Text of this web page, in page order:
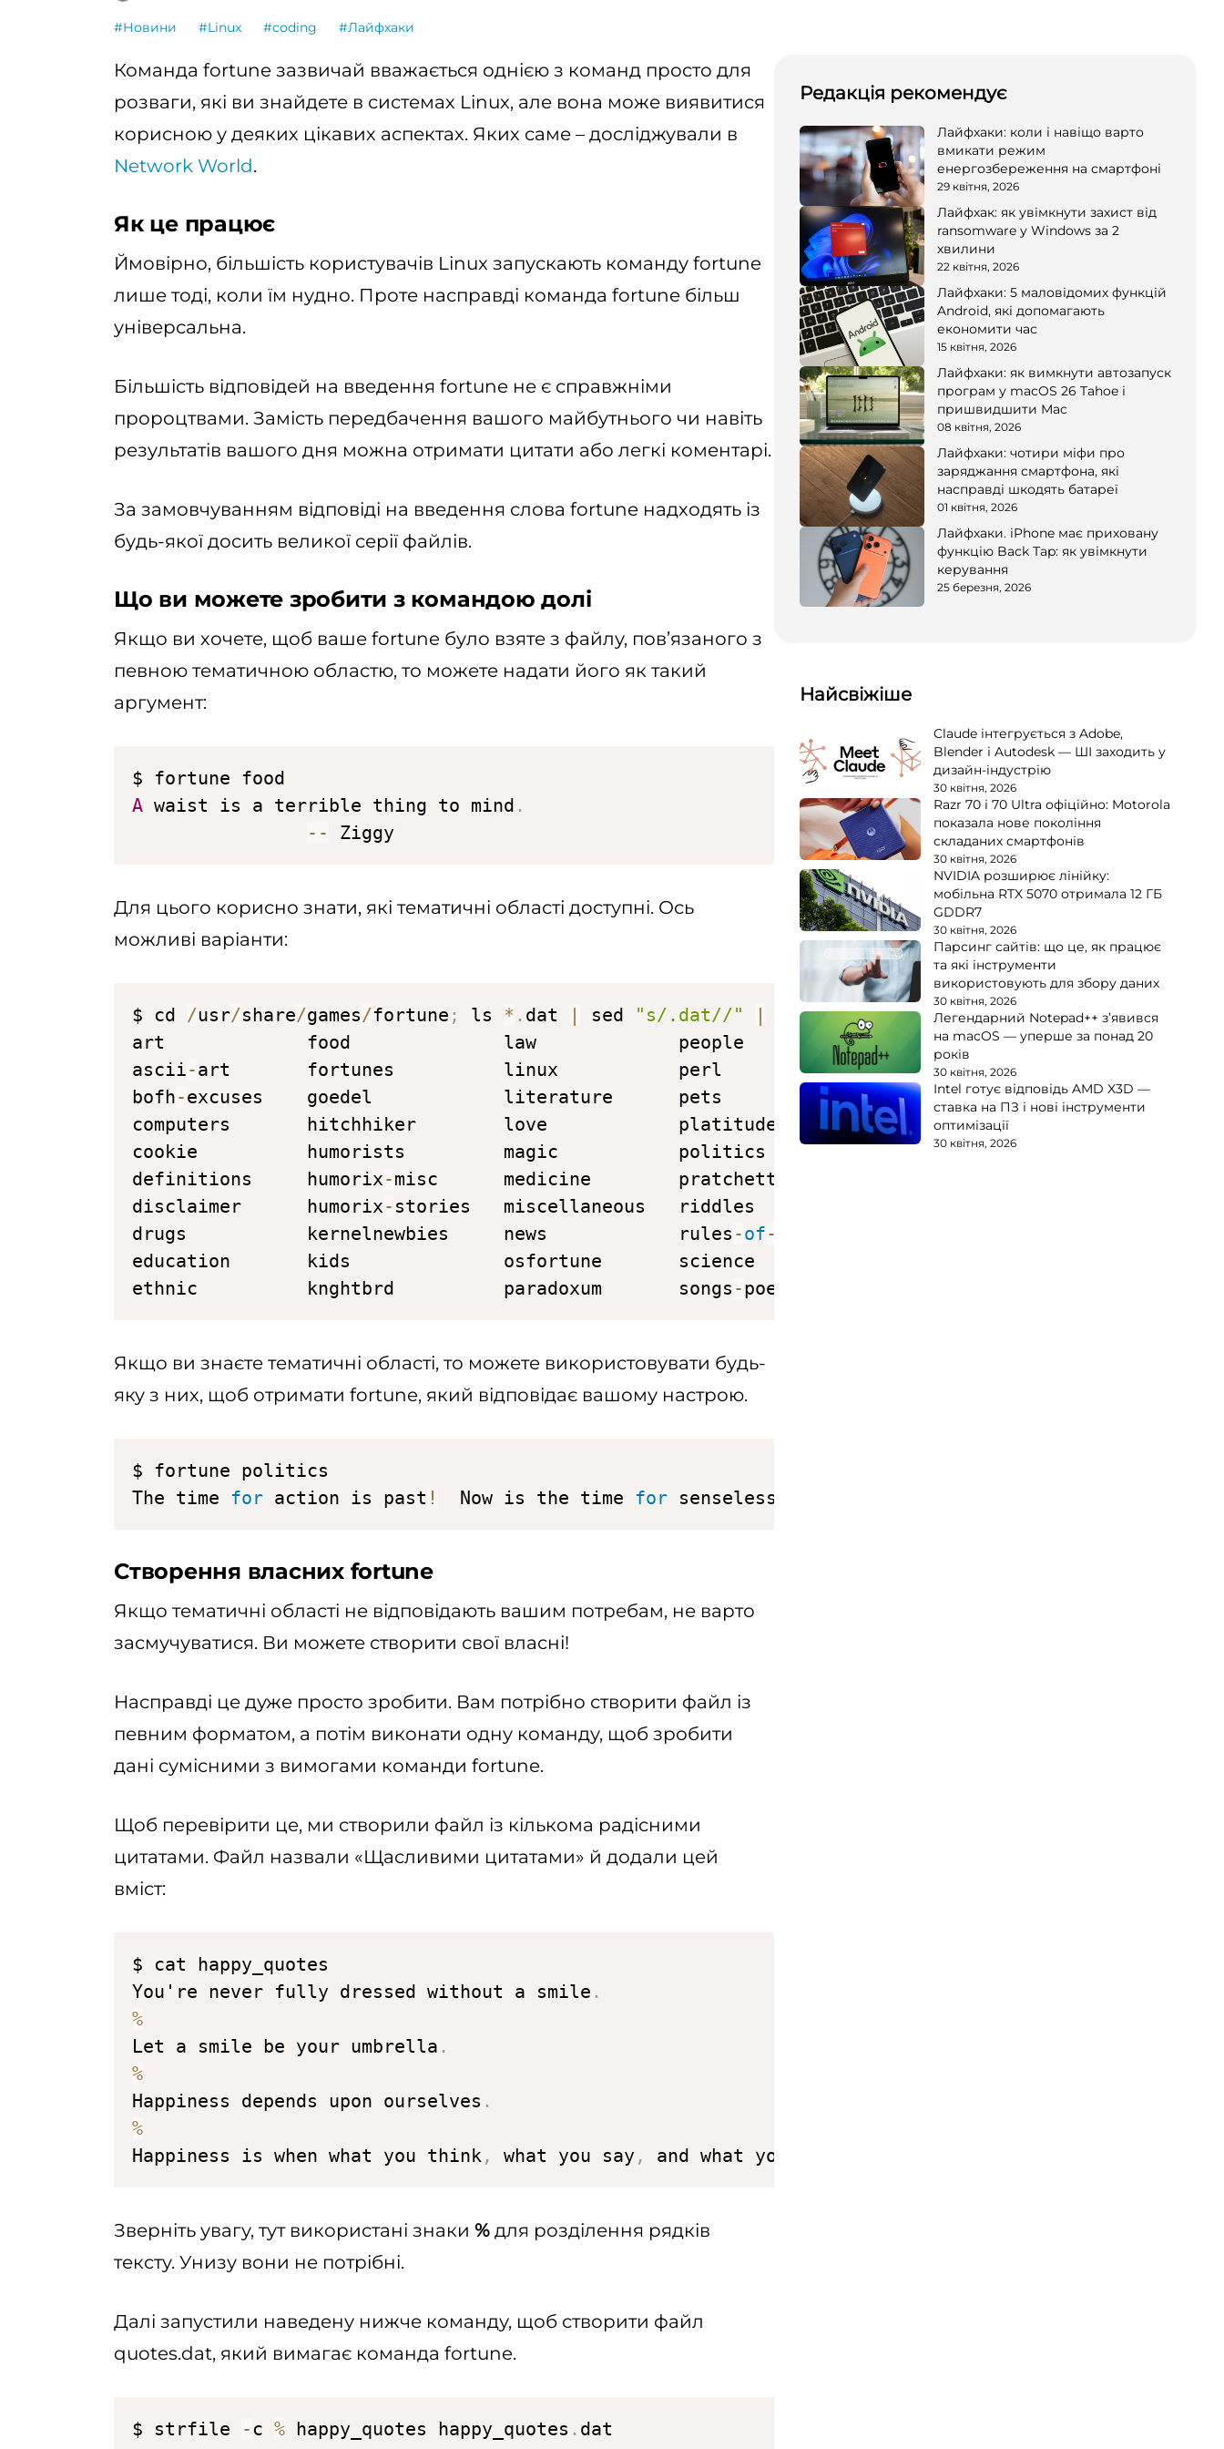
#Новини #Linux #coding #Лайфхаки
Команда fortune зазвичай вважається однією з команд просто для
розваги, які ви знайдете в системах Linux, але вона може виявитися
корисною у деяких цікавих аспектах. Яких саме – досліджували в
Network World.
Як це працює
Ймовірно, більшість користувачів Linux запускають команду fortune
лише тоді, коли їм нудно. Проте насправді команда fortune більш
універсальна.
Більшість відповідей на введення fortune не є справжніми
пророцтвами. Замість передбачення вашого майбутнього чи навіть
результатів вашого дня можна отримати цитати або легкі коментарі.
За замовчуванням відповіді на введення слова fortune надходять із
будь-якої досить великої серії файлів.
Що ви можете зробити з командою долі
Якщо ви хочете, щоб ваше fortune було взяте з файлу, пов’язаного з
певною тематичною областю, то можете надати його як такий
аргумент:
A waist is a terrible thing to mind .
--
Ziggy
Для цього корисно знати, які тематичні області доступні. Ось
можливі варіанти:
$ cd /usr/share/games/fortune ; ls * . dat | sed "s/.dat//" |
column
art             food              law             people               sports
ascii-art       fortunes          linux           perl                 startrek
bofh-excuses    goedel            literature      pets                 tao
computers       hitchhiker        love            platitudes           translate-
cookie          humorists         magic           politics             wisdom
definitions     humorix-misc      medicine        pratchett            work
disclaimer      humorix- stories   miscellaneous   riddles              zippy
drugs           kernelnewbies     news            rules -of-
education       kids              osfortune       science
ethnic          knghtbrd          paradoxum       songs -poems
Якщо ви знаєте тематичні області, то можете використовувати будь-
яку з них, щоб отримати fortune, який відповідає вашому настрою.
$ fortune politics
The time for action is past !
  Now is the time
for senseless bickering
Створення власних fortune
Якщо тематичні області не відповідають вашим потребам, не варто
засмучуватися. Ви можете створити свої власні!
Насправді це дуже просто зробити. Вам потрібно створити файл із
певним форматом, а потім виконати одну команду, щоб зробити
дані сумісними з вимогами команди fortune.
Щоб перевірити це, ми створили файл із кількома радісними
цитатами. Файл назвали «Щасливими цитатами» й додали цей
вміст:
$ cat happy_quotes
You're never fully dressed without a smile .
%
Let a smile be your umbrella .
%
Happiness depends upon ourselves .
%
Happiness is when what you think , what you say , and what you
Зверніть увагу, тут використані знаки % для розділення рядків
тексту. Унизу вони не потрібні.
Далі запустили наведену нижче команду, щоб створити файл
quotes.dat, який вимагає команда fortune.
$ strfile - c % happy_quotes happy_quotes . dat
Редакція рекомендує
Лайфхаки: коли і навіщо варто
вмикати режим
енергозбереження на смартфоні
29 квітня, 2026
Лайфхак: як увімкнути захист від
ransomware у Windows за 2
хвилини
22 квітня, 2026
Лайфхаки: 5 маловідомих функцій
Android, які допомагають
економити час
15 квітня, 2026
Лайфхаки: як вимкнути автозапуск
програм у macOS 26 Tahoe і
пришвидшити Mac
08 квітня, 2026
Лайфхаки: чотири міфи про
заряджання смартфона, які
насправді шкодять батареї
01 квітня, 2026
Лайфхаки. iPhone має приховану
функцію Back Tap: як увімкнути
керування
25 березня, 2026
Найсвіжіше
Claude інтегрується з Adobe,
Blender і Autodesk — ШІ заходить у
дизайн-індустрію
30 квітня, 2026
Razr 70 і 70 Ultra офіційно: Motorola
показала нове покоління
складаних смартфонів
30 квітня, 2026
NVIDIA розширює лінійку:
мобільна RTX 5070 отримала 12 ГБ
GDDR7
30 квітня, 2026
Парсинг сайтів: що це, як працює
та які інструменти
використовують для збору даних
30 квітня, 2026
Легендарний Notepad++ з’явився
на macOS — уперше за понад 20
років
30 квітня, 2026
Intel готує відповідь AMD X3D —
ставка на ПЗ і нові інструменти
оптимізації
30 квітня, 2026